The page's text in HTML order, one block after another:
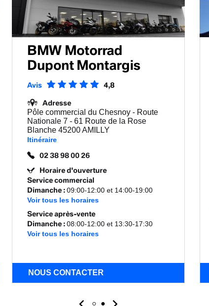
BMW Motorrad
Dupont Montargis
Avis 4,8
Adresse
Pôle commercial du Chesnoy - Route
Nationale 7 - 61 Route de la Rose
Blanche 45200 AMILLY
Itinéraire
02 38 98 00 26
Horaire d'ouverture
Service commercial
Dimanche :09:00-12:00 et 14:00-19:00
Voir tous les horaires
Service après-vente
Dimanche :08:00-12:00 et 13:30-17:30
Voir tous les horaires
NOUS CONTACTER